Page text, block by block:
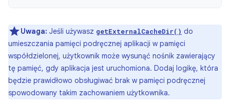
Uwaga: Jeśli używasz getExternalCacheDir() do
umieszczania pamięci podręcznej aplikacji w pamięci
współdzielonej, użytkownik może wysunąć nośnik zawierający
tę pamięć, gdy aplikacja jest uruchomiona. Dodaj logikę, która
będzie prawidłowo obsługiwać brak w pamięci podręcznej
spowodowany takim zachowaniem użytkownika.